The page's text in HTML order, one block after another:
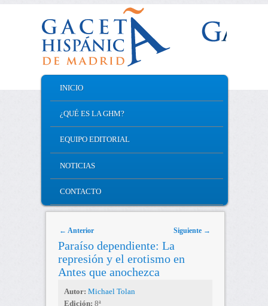
SKIP TO PRIMARY CONTENT
SKIP TO SECONDARY CONTENT
INICIO
¿QUÉ ES LA GHM?
EQUIPO EDITORIAL
NOTICIAS
CONTACTO
Post navigation
← Anterior Siguiente →
Paraíso dependiente: La
represión y el erotismo en
Antes que anochezca
Autor: Michael Tolan
Edición: 8ª